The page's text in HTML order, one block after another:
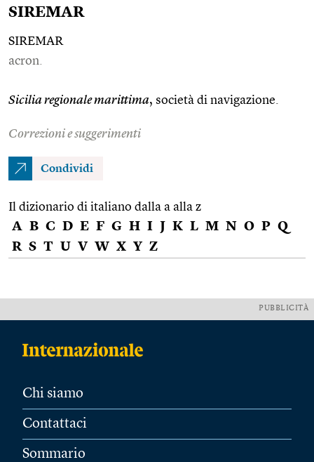
SIREMAR
SIREMAR
acron.
Sicilia regionale marittima, società di navigazione.
Correzioni e suggerimenti
Condividi
Il dizionario di italiano dalla a alla z
A B C D E F G H I J K L M N O P Q
R S T U V W X Y Z
PUBBLICITÀ
Chi siamo
Contattaci
Sommario